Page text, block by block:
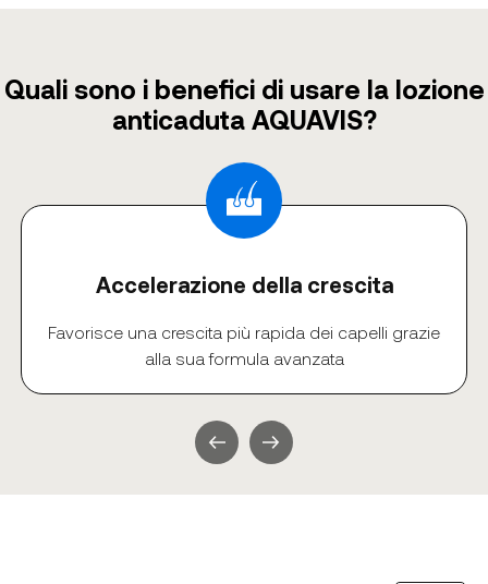
Quali sono i benefici di usare la lozione
anticaduta AQUAVIS?
Accelerazione della crescita
Favorisce una crescita più rapida dei capelli grazie
alla sua formula avanzata